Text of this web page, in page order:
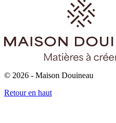
© 2026 - Maison Douineau
Retour en haut